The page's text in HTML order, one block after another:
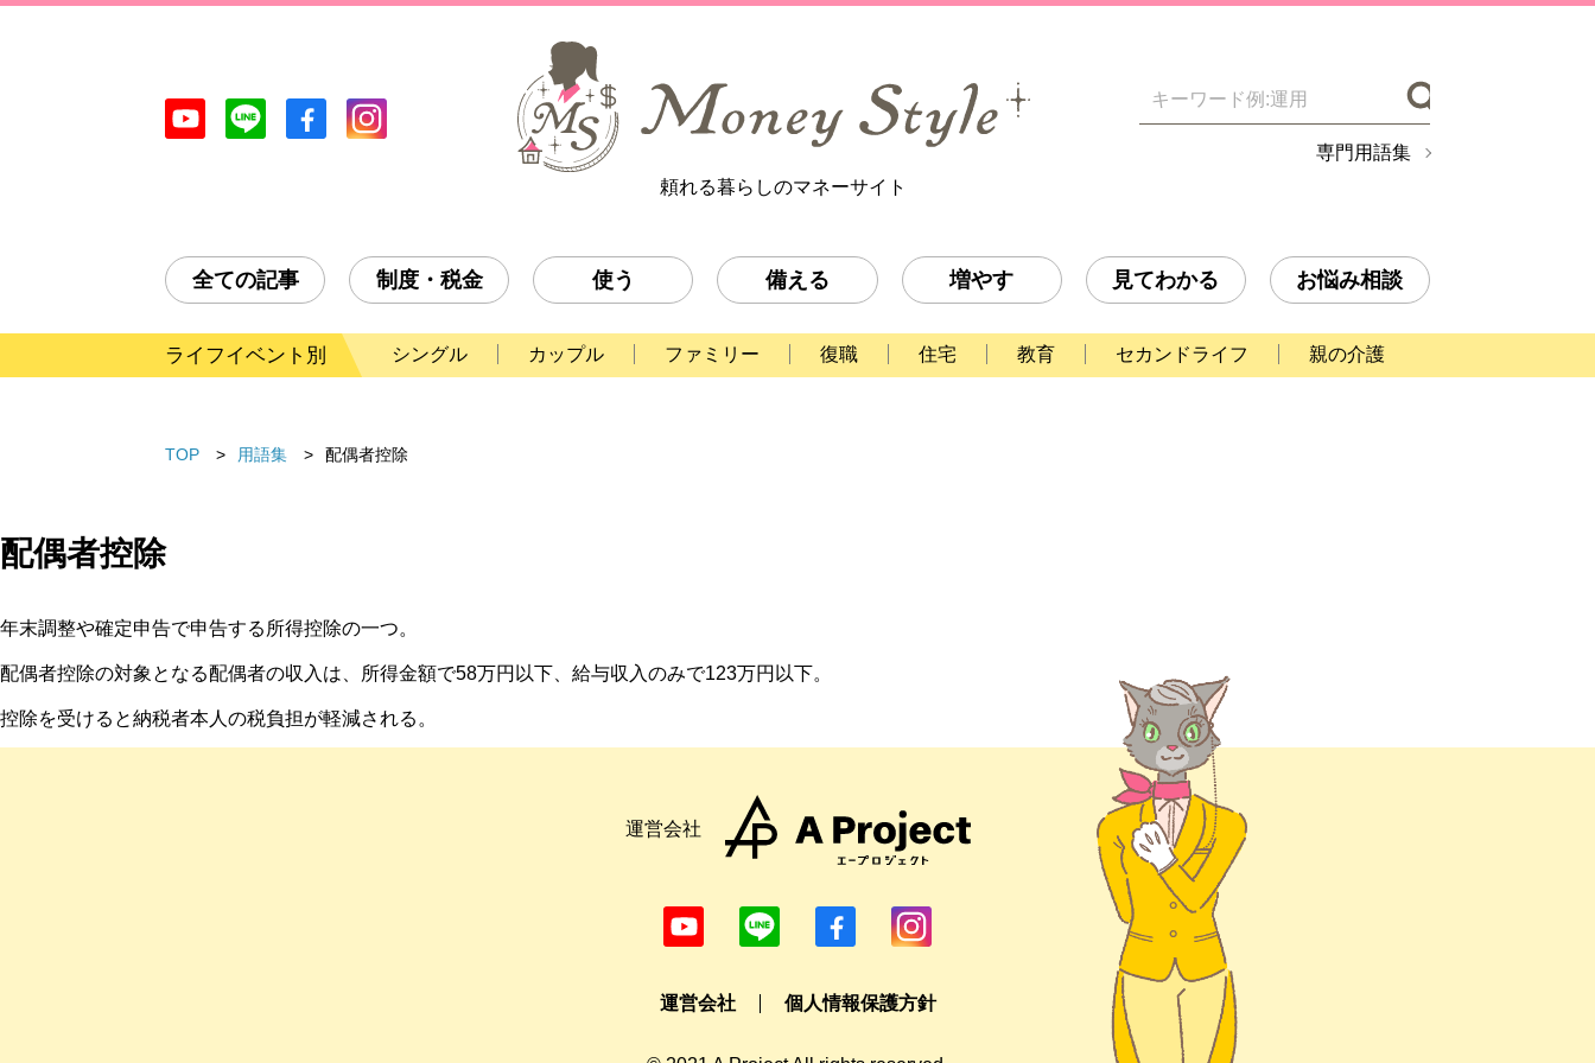
頼れる暮らしのマネーサイト
専門用語集
全ての記事 制度・税金 使う 備える 増やす 見てわかる お悩み相談
ライフイベント別 シングル カップル ファミリー 復職 住宅 教育 セカンドライフ 親の介護
TOP 用語集 配偶者控除
配偶者控除
年末調整や確定申告で申告する所得控除の一つ。
配偶者控除の対象となる配偶者の収入は、所得金額で58万円以下、給与収入のみで123万円以下。
控除を受けると納税者本人の税負担が軽減される。
運営会社
運営会社 個人情報保護方針